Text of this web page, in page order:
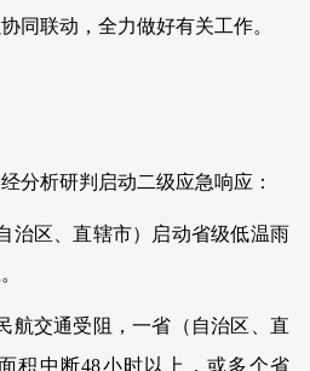
同联动，全力做好有关工作。
分析研判启动二级应急响应：
治区、直辖市）启动省级低温雨
航交通受阻，一省（自治区、直
积中断48小时以上，或多个省